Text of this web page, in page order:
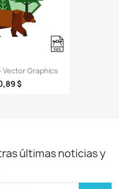
Vector Graphics
$
últimas noticias y